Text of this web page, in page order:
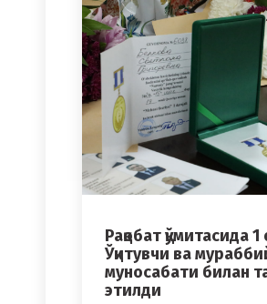
Рақобат қўмитасида
Ўқитувчи ва
муносабати билан
этилди